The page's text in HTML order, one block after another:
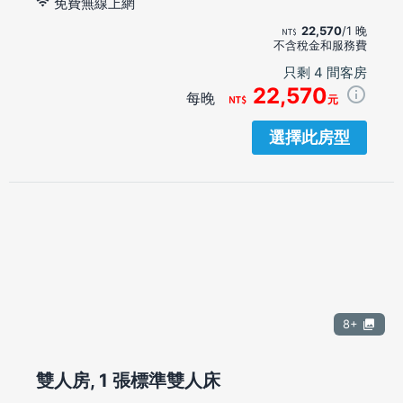
22,570/1 晚
不含稅金和服務費
只剩 4 間客房
每晚 22,570元
選擇此房型
8+
雙人房, 1 張標準雙人床